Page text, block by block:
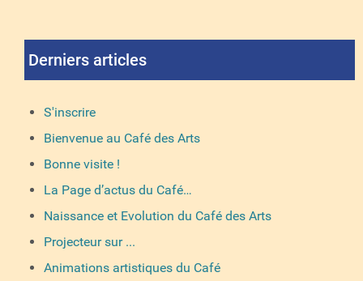
Derniers articles
S'inscrire
Bienvenue au Café des Arts
Bonne visite !
La Page d’actus du Café…
Naissance et Evolution du Café des Arts
Projecteur sur ...
Animations artistiques du Café